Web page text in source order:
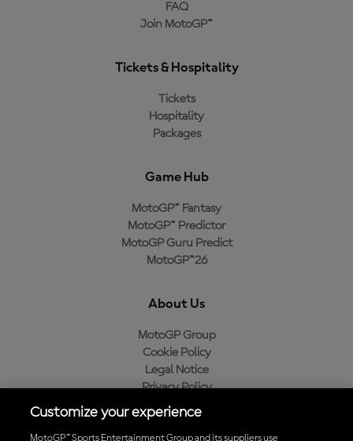
FAQ
Join MotoGP™
Tickets & Hospitality
Tickets
Hospitality
Packages
Game Hub
MotoGP™ Fantasy
MotoGP™ Predictor
MotoGP Guru Predict
MotoGP™26
About Us
MotoGP Group
Cookie Policy
Legal Notice
Privacy Policy
Purchase Policy
Customize your experience
MotoGP™ Sports Entertainment Group and its suppliers use